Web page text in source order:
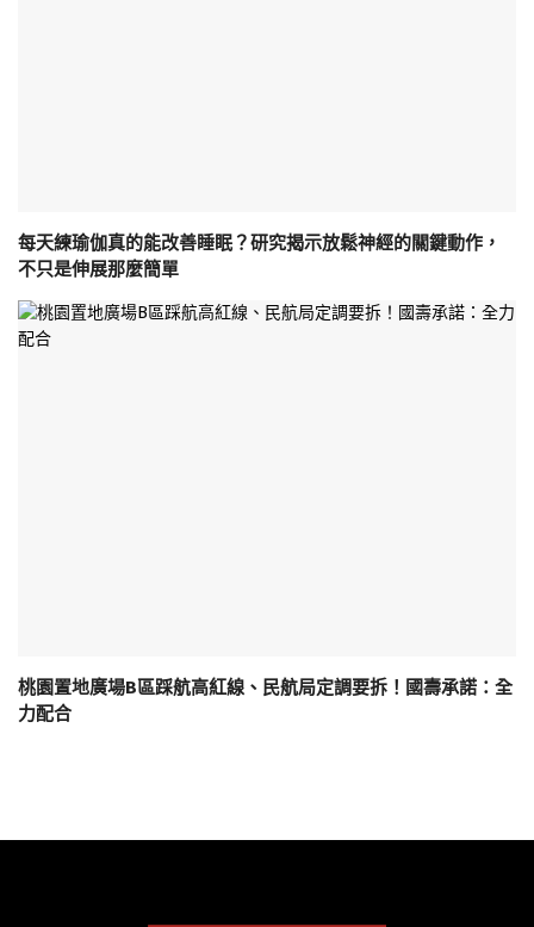
每天練瑜伽真的能改善睡眠？研究揭示放鬆神經的關鍵動作，
不只是伸展那麼簡單
桃園置地廣場B區踩航高紅線、民航局定調要拆！國壽承諾：全
力配合